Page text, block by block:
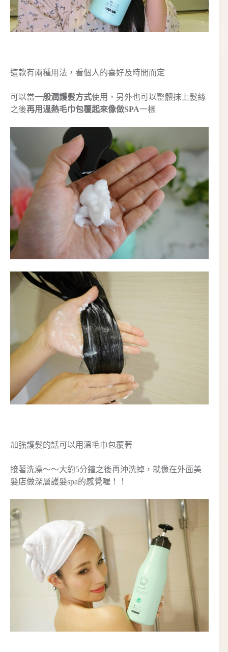
這款有兩種用法，看個人的喜好及時間而定
可以當一般潤護髮方式使用，另外也可以整體抹上髮絲
之後再用溫熱毛巾包覆起來像做SPA一樣
加強護髮的話可以用溫毛巾包覆著
接著洗澡～～大約5分鐘之後再沖洗掉，就像在外面美
髮店做深層護髮spa的感覺喔！！